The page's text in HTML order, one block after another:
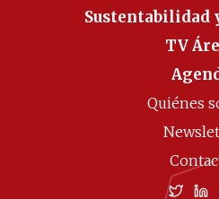
Sustentabilidad
TV
Quiénes